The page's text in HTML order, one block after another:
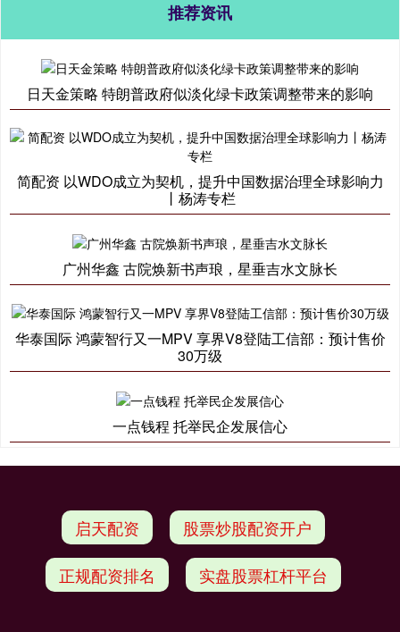
推荐资讯
日天金策略 特朗普政府似淡化绿卡政策调整带来的影响
简配资 以WDO成立为契机，提升中国数据治理全球影响力
丨杨涛专栏
广州华鑫 古院焕新书声琅，星垂吉水文脉长
华泰国际 鸿蒙智行又一MPV 享界V8登陆工信部：预计售价
30万级
一点钱程 托举民企发展信心
启天配资 股票炒股配资开户
正规配资排名 实盘股票杠杆平台